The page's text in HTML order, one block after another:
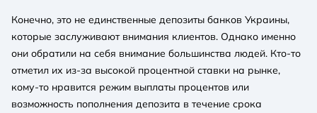
Конечно, это не единственные депозиты банков Украины,
которые заслуживают внимания клиентов. Однако именно
они обратили на себя внимание большинства людей. Кто-то
отметил их из-за высокой процентной ставки на рынке,
кому-то нравится режим выплаты процентов или
возможность пополнения депозита в течение срока